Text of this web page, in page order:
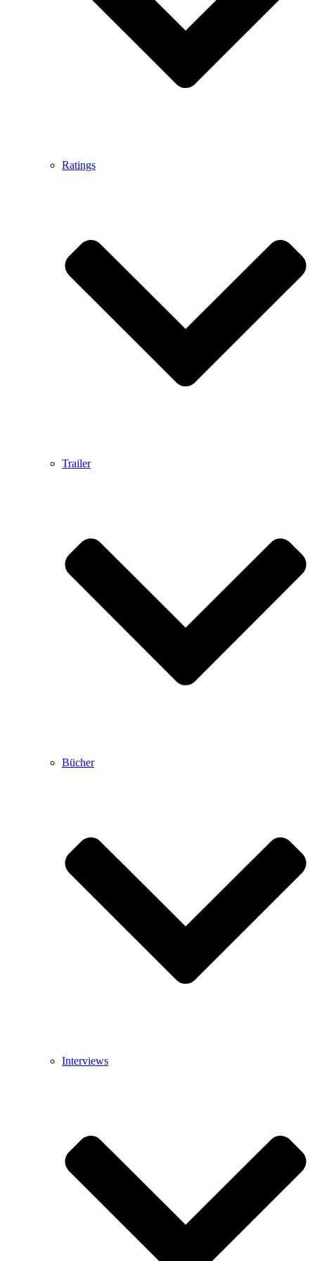
Ratings
Trailer
Bücher
Interviews